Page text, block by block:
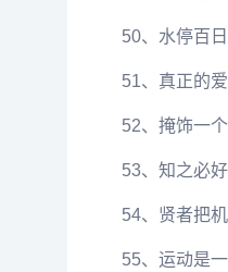
50、水停百
51、真正的
52、掩饰一
53、知之必
54、贤者把
55、运动是